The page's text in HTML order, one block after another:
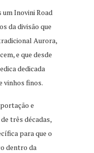
um Inovini Road
da divisão que
Aurora,
e que desde
dedicada
vinhos finos.
e
três décadas,
para que o
dentro da